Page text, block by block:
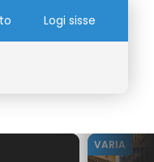
Logi sisse
VARIA